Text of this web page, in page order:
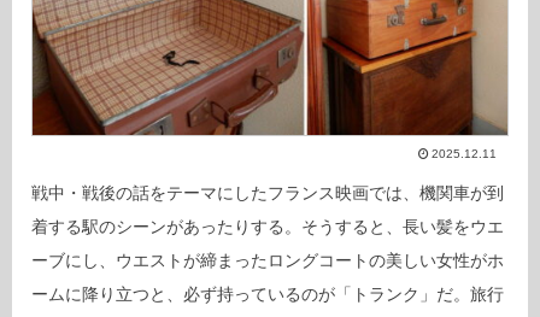
2025.12.11
戦中・戦後の話をテーマにしたフランス映画では、機関車が到
着する駅のシーンがあったりする。そうすると、長い髪をウエ
ーブにし、ウエストが締まったロングコートの美しい女性がホ
ームに降り立つと、必ず持っているのが「トランク」だ。旅行